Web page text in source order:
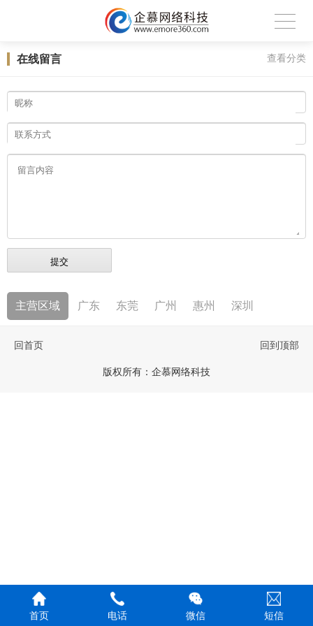
在线留言 查看分类
主营区域 广东 东莞 广州 惠州 深圳
回首页 回到顶部
版权所有： 企慕网络科技
首页 电话 微信 短信